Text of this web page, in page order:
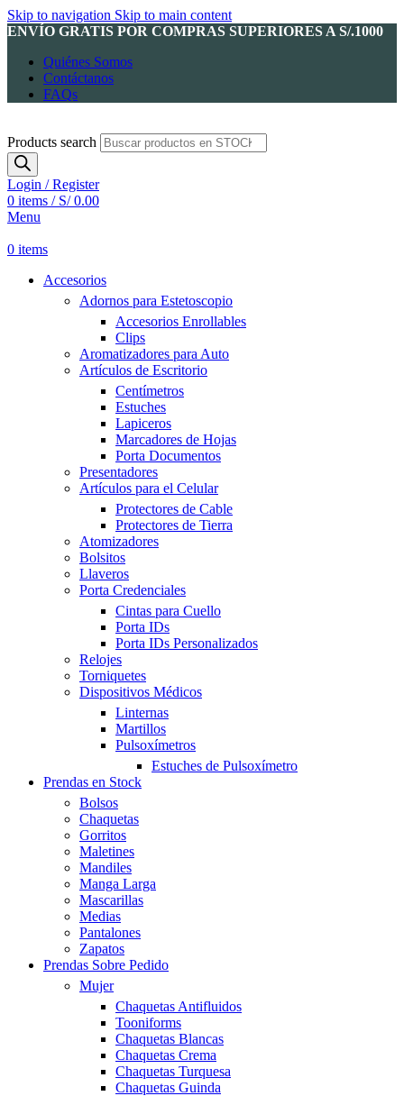
Skip to navigation Skip to main content
ENVÍO GRATIS POR COMPRAS SUPERIORES A S/.1000
Quiénes Somos
Contáctanos
FAQs
Products search
Login / Register
0 items / S/0.00
Menu
0 items
Accesorios
Adornos para Estetoscopio
Accesorios Enrollables
Clips
Aromatizadores para Auto
Artículos de Escritorio
Centímetros
Estuches
Lapiceros
Marcadores de Hojas
Porta Documentos
Presentadores
Artículos para el Celular
Protectores de Cable
Protectores de Tierra
Atomizadores
Bolsitos
Llaveros
Porta Credenciales
Cintas para Cuello
Porta IDs
Porta IDs Personalizados
Relojes
Torniquetes
Dispositivos Médicos
Linternas
Martillos
Pulsoxímetros
Estuches de Pulsoxímetro
Prendas en Stock
Bolsos
Chaquetas
Gorritos
Maletines
Mandiles
Manga Larga
Mascarillas
Medias
Pantalones
Zapatos
Prendas Sobre Pedido
Mujer
Chaquetas Antifluidos
Tooniforms
Chaquetas Blancas
Chaquetas Crema
Chaquetas Turquesa
Chaquetas Guinda